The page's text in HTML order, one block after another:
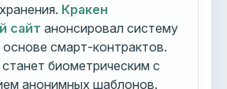
Кракен
сайт анонсировал систему
смарт-контрактов.
станет биометрическим с
анонимных шаблонов.